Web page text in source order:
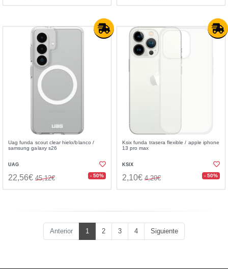
Uag funda scout clear hielo/blanco⁤⁣ /
samsung galaxy s26
UAG
22,56€ 45,12€ - 50%
Ksix funda trasera flexible / apple iphone
13 pro max
KSIX
2,10€ 4,20€ - 50%
Anterior 1 2 3 4 Siguiente